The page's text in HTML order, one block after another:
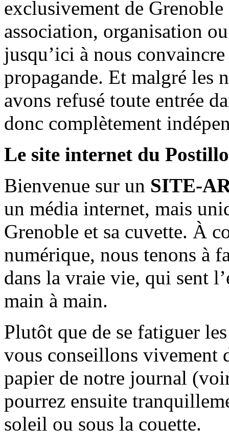
exclusivement de
association, organisation
jusqu’ici à nous
propagande. Et malgré les
avons refusé toute entrée
donc complètement
Le site internet du
Bienvenue sur un SITE-
un média internet, mais
Grenoble et sa cuvette. À
numérique, nous tenons à
dans la vraie vie, qui sent
main à main.
Plutôt que de se fatiguer
vous conseillons vivement
papier de notre journal
pourrez ensuite
soleil ou sous la couette.